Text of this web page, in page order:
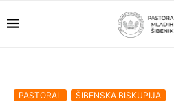
PASTORAL ŠIBENSKA BISKUPIJA